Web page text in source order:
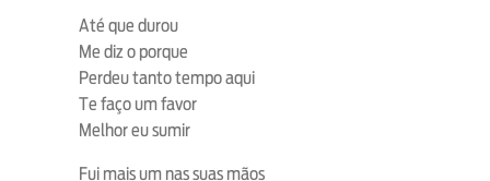
Até que durou
Me diz o porque
Perdeu tanto tempo aqui
Te faço um favor
Melhor eu sumir
Fui mais um nas suas mãos